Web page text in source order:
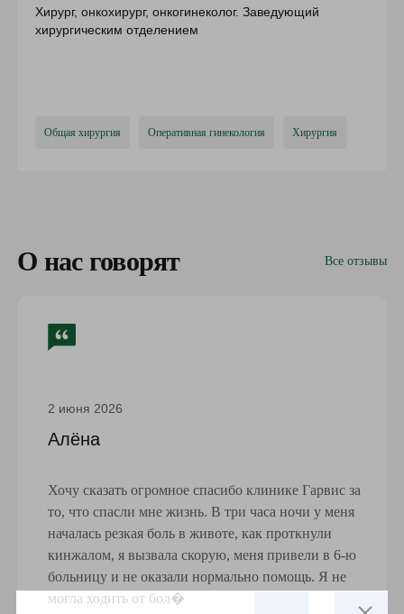
Хирург, онкохирург, онкогинеколог. Заведующий
хирургическим отделением
Общая хирургия Оперативная гинекология Хирургия
О нас говорят Все отзывы
2 июня 2026
Алёна
Хочу сказать огромное спасибо клинике Гарвис за
то, что спасли мне жизнь. В три часа ночи у меня
началась резкая боль в животе, как проткнули
кинжалом, я вызвала скорую, меня привели в 6-ю
больницу и не оказали нормально помощь. Я не
могла ходить от бол�